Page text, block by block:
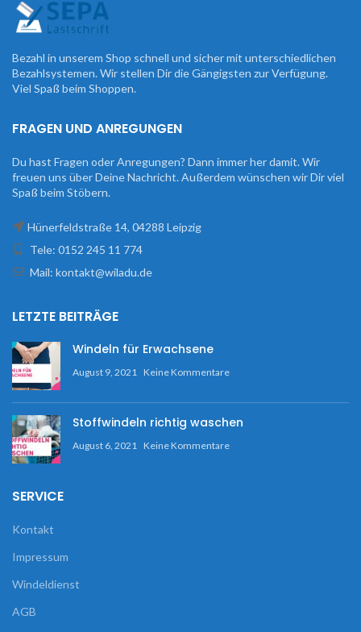
Bezahl in unserem Shop schnell und sicher mit unterschiedlichen
Bezahlsystemen. Wir stellen Dir die Gängigsten zur Verfügung.
Viel Spaß beim Shoppen.
FRAGEN UND ANREGUNGEN
Du hast Fragen oder Anregungen? Dann immer her damit. Wir
freuen uns über Deine Nachricht. Außerdem wünschen wir Dir viel
Spaß beim Stöbern.
Hünerfeldstraße 14, 04288 Leipzig
Tele: 0152 245 11 774
Mail: kontakt@wiladu.de
LETZTE BEITRÄGE
Windeln für Erwachsene
August 9, 2021 Keine Kommentare
Stoffwindeln richtig waschen
August 6, 2021 Keine Kommentare
SERVICE
Kontakt
Impressum
Windeldienst
AGB